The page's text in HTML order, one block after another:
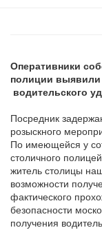
Оперативники
полиции выявили
водительского
Посредник
розыскного
По имеющейся у
столичного
житель столицы
возможности
фактического
безопасности
получения